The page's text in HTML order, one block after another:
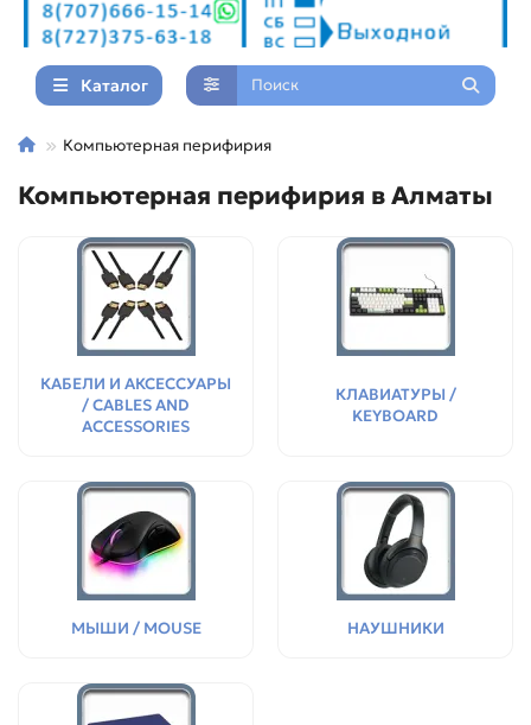
Каталог
Компьютерная перифирия
Компьютерная перифирия в Алматы
КАБЕЛИ И АКСЕССУАРЫ
/ CABLES AND
ACCESSORIES
КЛАВИАТУРЫ /
KEYBOARD
МЫШИ / MOUSE НАУШНИКИ